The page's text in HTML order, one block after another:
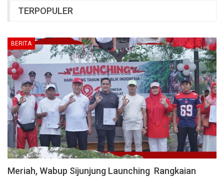
TERPOPULER
BERITA
Meriah, Wabup Sijunjung Launching Rangkaian